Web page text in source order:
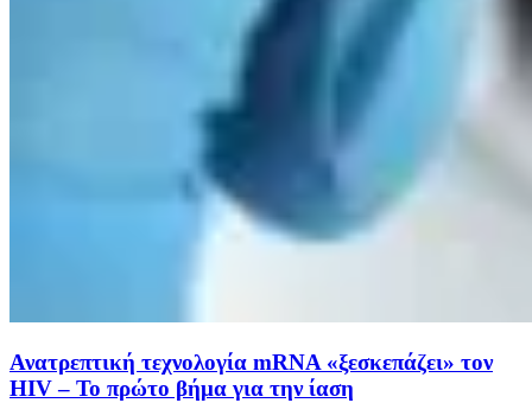
Ανατρεπτική τεχνολογία mRNA «ξεσκεπάζει» τον
HIV – Το πρώτο βήμα για την ίαση